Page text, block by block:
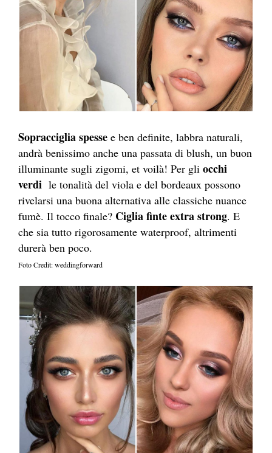
Sopracciglia spesse e ben definite, labbra naturali,
andrà benissimo anche una passata di blush, un buon
illuminante sugli zigomi, et voilà! Per gli occhi
verdi le tonalità del viola e del bordeaux possono
rivelarsi una buona alternativa alle classiche nuance
fumè. Il tocco finale? Ciglia finte extra strong. E
che sia tutto rigorosamente waterproof, altrimenti
durerà ben poco.
Foto Credit: weddingforward